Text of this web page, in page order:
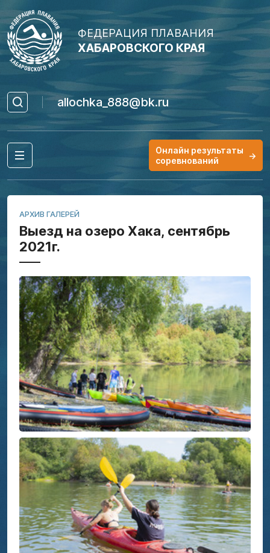
ФЕДЕРАЦИЯ ПЛАВАНИЯ
ХАБАРОВСКОГО КРАЯ
allochka_888@bk.ru
Онлайн результаты
соревнований
→
АРХИВ ГАЛЕРЕЙ
Выезд на озеро Хака, сентябрь
2021г.